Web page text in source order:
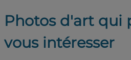
Photos d'art qui
vous intéresser